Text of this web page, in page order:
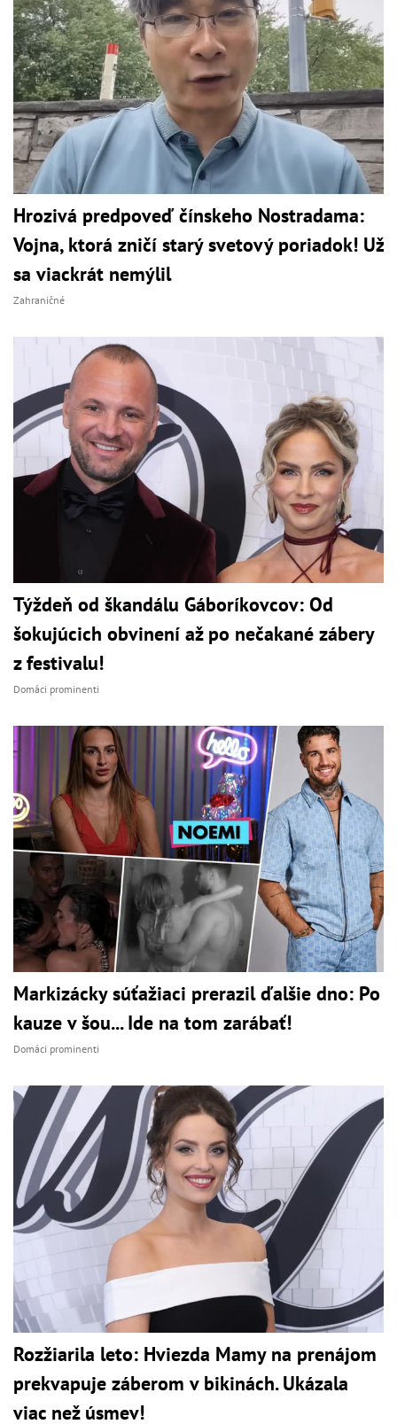
Hrozivá predpoveď čínskeho Nostradama:
Vojna, ktorá zničí starý svetový poriadok! Už
sa viackrát nemýlil
Zahraničné
Týždeň od škandálu Gáboríkovcov: Od
šokujúcich obvinení až po nečakané zábery
z festivalu!
Domáci prominenti
Markizácky súťažiaci prerazil ďalšie dno: Po
kauze v šou... Ide na tom zarábať!
Domáci prominenti
Rozžiarila leto: Hviezda Mamy na prenájom
prekvapuje záberom v bikinách. Ukázala
viac než úsmev!